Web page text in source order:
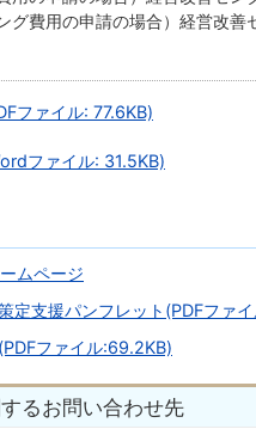
グ費用の申請の場合）経営改
ファイル: 77.6KB)
ファイル: 31.5KB)
ムページ
定支援パンフレット(PDFファ
ファイル:69.2KB)
るお問い合わせ先